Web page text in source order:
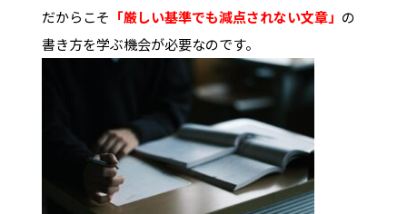
だからこそ 「厳しい基準でも減点されない文章」 の
書き方を学ぶ機会が必要なのです。